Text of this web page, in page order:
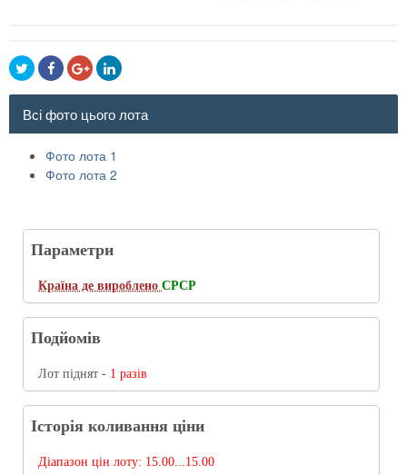
Всі фото цього лота
Фото лота 1
Фото лота 2
Параметри
Країна де вироблено СРСР
Подйомів
Лот піднят - 1 разів
Історія коливання ціни
Діапазон цін лоту: 15.00...15.00